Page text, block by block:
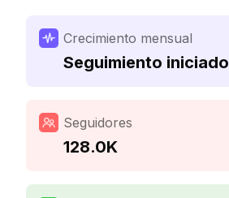
Crecimiento mensual
Seguimiento iniciado
Seguidores
128.0K